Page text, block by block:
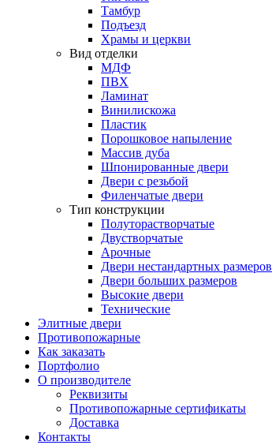
Тамбур
Подъезд
Храмы и церкви
Вид отделки
МДФ
ПВХ
Ламинат
Винилискожа
Пластик
Порошковое напыление
Массив дуба
Шпонированные двери
Двери с резьбой
Филенчатые двери
Тип конструкции
Полуторастворчатые
Двустворчатые
Арочные
Двери нестандартных размеров
Двери больших размеров
Высокие двери
Технические
Элитные двери
Противопожарные
Как заказать
Портфолио
О производителе
Реквизиты
Противопожарные сертификаты
Доставка
Контакты